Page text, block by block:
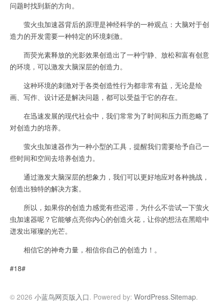
问题时找到新的方向。
萤火虫加速器背后的原理是神经科学的一种观点：大脑对于创
造力的开发需要一种特定的环境刺激。
而荧光素释放的光影效果创造出了一种宁静、放松和富有创意
的环境，可以激发大脑深层的创造力。
这种环境的刺激对于各类创造性行为都非常有益，无论是绘
画、写作、设计还是解决问题，都可以受益于它的存在。
在迅速发展的现代社会中，我们常常为了时间和压力而忽略了
对创造力的培养。
萤火虫加速器作为一种小型的工具，提醒我们需要给予自己一
些时间和空间去培养创造力。
通过激发大脑深层的想象力，我们可以更好地应对各种挑战，
创造出独特的解决方案。
所以，如果你的创造力感觉有些迟滞，为什么不尝试一下萤火
虫加速器呢？它能够点亮你内心的创造火花，让你的想法在黑暗中
迸发出璀璨的光芒。
相信它的神奇力量，相信你自己的创造力！。
#18#
© 2026 小蓝鸟网页版入口. Powered by: WordPress.Sitemap.